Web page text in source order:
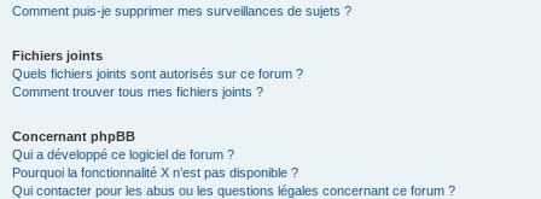
Comment puis-je supprimer mes surveillances de sujets ?
Fichiers joints
Quels fichiers joints sont autorisés sur ce forum ?
Comment trouver tous mes fichiers joints ?
Concernant phpBB
Qui a développé ce logiciel de forum ?
Pourquoi la fonctionnalité X n’est pas disponible ?
Qui contacter pour les abus ou les questions légales concernant ce forum ?